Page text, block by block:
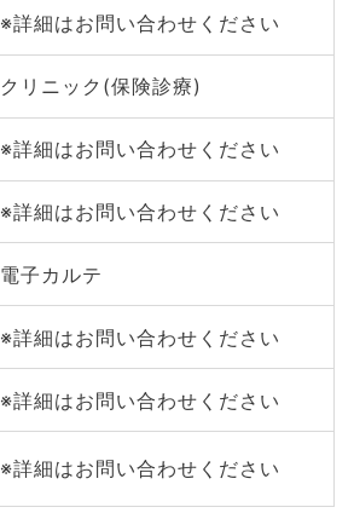
※詳細はお問い合わせください
クリニック(保険診療)
※詳細はお問い合わせください
※詳細はお問い合わせください
電子カルテ
※詳細はお問い合わせください
※詳細はお問い合わせください
※詳細はお問い合わせください